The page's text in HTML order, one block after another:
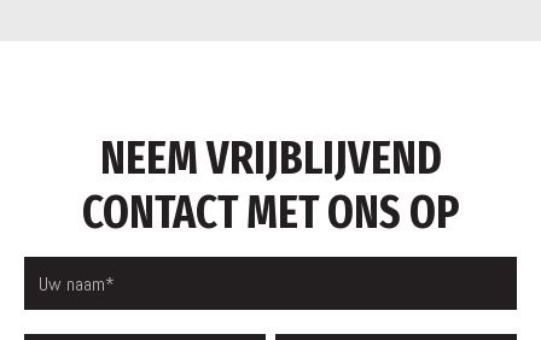
NEEM VRIJBLIJVEND
CONTACT MET ONS OP